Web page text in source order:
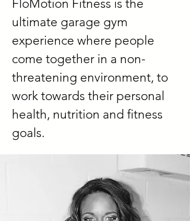
FloMotion Fitness is the
ultimate garage gym
experience where people
come together in a non-
threatening environment, to
work towards their personal
health, nutrition and fitness
goals.